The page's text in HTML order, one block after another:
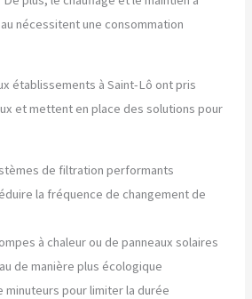
nécessitent une consommation
établissements à Saint-Lô ont pris
et mettent en place des solutions pour
de filtration performants
la fréquence de changement de
à chaleur ou de panneaux solaires
de manière plus écologique
minuteurs pour limiter la durée